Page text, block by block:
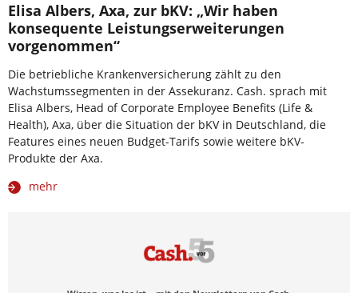
Elisa Albers, Axa, zur bKV: „Wir haben
konsequente Leistungserweiterungen
vorgenommen“
Die betriebliche Krankenversicherung zählt zu den
Wachstumssegmenten in der Assekuranz. Cash. sprach mit
Elisa Albers, Head of Corporate Employee Benefits (Life &
Health), Axa, über die Situation der bKV in Deutschland, die
Features eines neuen Budget-Tarifs sowie weitere bKV-
Produkte der Axa.
mehr